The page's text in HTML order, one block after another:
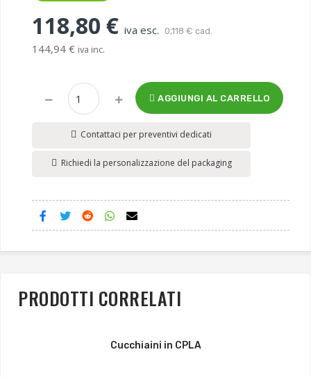
118,80 € iva esc. 0,118 € cad.
144,94 € iva inc.
AGGIUNGI AL CARRELLO
Contattaci per preventivi dedicati
Richiedi la personalizzazione del packaging
PRODOTTI CORRELATI
Cucchiaini in CPLA